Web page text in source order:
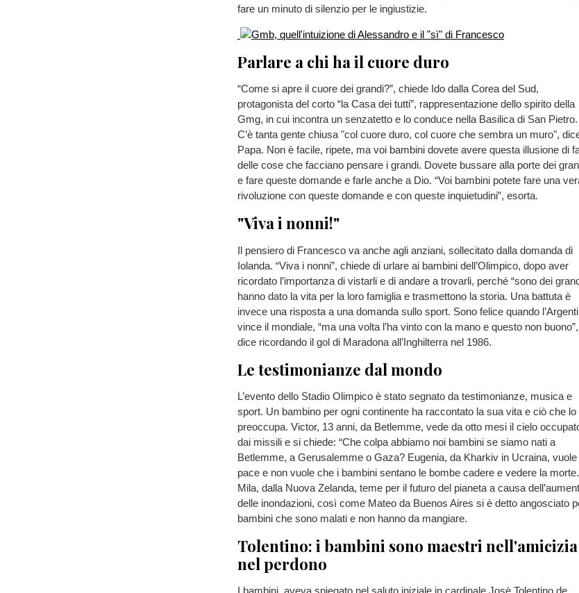
fare un minuto di silenzio per le ingiustizie.
Parlare a chi ha il cuore duro
“Come si apre il cuore dei grandi?”, chiede Ido dalla Corea del Sud,
protagonista del corto “la Casa dei tutti”, rappresentazione dello spirito della
Gmg, in cui incontra un senzatetto e lo conduce nella Basilica di San Pietro.
C’è tanta gente chiusa "col cuore duro, col cuore che sembra un muro",
Papa. Non è facile, ripete, ma voi bambini dovete avere questa illusione di
delle cose che facciano pensare i grandi. Dovete bussare alla porte dei
e fare queste domande e farle anche a Dio. “Voi bambini potete fare una
rivoluzione con queste domande e con queste inquietudini”, esorta.
"Viva i nonni!"
Il pensiero di Francesco va anche agli anziani, sollecitato dalla domanda di
Iolanda. “Viva i nonni”, chiede di urlare ai bambini dell’Olimpico, dopo aver
ricordato l’importanza di vistarli e di andare a trovarli, perché “sono dei
hanno dato la vita per la loro famiglia e trasmettono la storia. Una battuta è
invece una risposta a una domanda sullo sport. Sono felice quando
vince il mondiale, “ma una volta l’ha vinto con la mano e questo non buono”,
dice ricordando il gol di Maradona all’Inghilterra nel 1986.
Le testimonianze dal mondo
L’evento dello Stadio Olimpico è stato segnato da testimonianze, musica e
sport. Un bambino per ogni continente ha raccontato la sua vita e ciò che lo
preoccupa. Victor, 13 anni, da Betlemme, vede da otto mesi il cielo
dai missili e si chiede: “Che colpa abbiamo noi bambini se siamo nati a
Betlemme, a Gerusalemme o Gaza? Eugenia, da Kharkiv in Ucraina, vuole
pace e non vuole che i bambini sentano le bombe cadere e vedere la morte.
Mila, dalla Nuova Zelanda, teme per il futuro del pianeta a causa
delle inondazioni, così come Mateo da Buenos Aires si è detto angosciato
bambini che sono malati e non hanno da mangiare.
Tolentino: i bambini sono maestri nell'amicizia
nel perdono